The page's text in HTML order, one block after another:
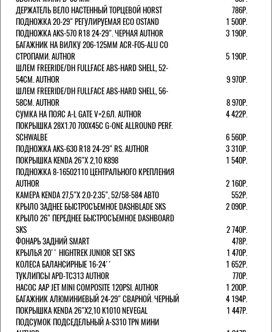
ДЕРЖАТЕЛЬ ВЕЛО НАСТЕННЫЙ ТОРЦЕВОЙ HORST
786Р.
ПОДНОЖКА 20-29" РЕГУЛИРУЕМАЯ ECO OSTAND
1 500Р.
ПОДНОЖКА AKS-570 R18 24-29". ЧЕРНАЯ AUTHOR
3 190Р.
БАГАЖНИК НА ВИЛКУ 206-125ММ ACR-F05-ALU СО
СТРОПАМИ. AUTHOR
5 190Р.
ШЛЕМ FREERIDE/DH FULLFACE ABS-HARD SHELL, 52-
54СМ. AUTHOR
9 970Р.
ШЛЕМ FREERIDE/DH FULLFACE ABS-HARD SHELL, 56-
58СМ. AUTHOR
8 970Р.
СУМКА НА ПОЯС A-L GATE V=2.6Л. AUTHOR
4 422Р.
ПОКРЫШКА 28X1.70 700X45C G-ONE ALLROUND PERF.
SCHWALBE
6 560Р.
ПОДНОЖКА AKS-630 R18 24-29" RS. AUTHOR
3 310Р.
ПОКРЫШКА KENDA 26"Х 2,10 K898
1 540Р.
ПОДНОЖКА 8-16502110 ЦЕНТРАЛЬНОГО КРЕПЛЕНИЯ
AUTHOR
2 160Р.
КАМЕРА KENDA 27,5"Х 2.0-2.35", 52/58-584 АВТО
552Р.
КРЫЛО ЗАДНЕЕ БЫСТРОСЪЕМНОЕ DASHBLADE SKS
2 090Р.
КРЫЛО 26" ПЕРЕДНЕЕ БЫСТРОСЪЕМНОЕ DASHBOARD
SKS
2 740Р.
ФОНАРЬ ЗАДНИЙ SMART
478Р.
КРЫЛЬЯ 20'' HIGHTREK JUNIOR SET SKS
1 470Р.
КОЛЕСА БАЛАНСИРНЫЕ 16-24''
1 652Р.
ТУКЛИПСЫ APD-TC313 AUTHOR
770Р.
НАСОС AAP JET MINI COMPOSITE 120PSI. AUTHOR
1 200Р.
БАГАЖНИК АЛЮМИНИЕВЫЙ 24-29" СВАРНОЙ. ЧЕРНЫЙ
4 194Р.
ПОКРЫШКА KENDA 26"Х2,10 K1010 NEVEGAL
1 447Р.
ПОДСУМОК ПОДСЕДЕЛЬНЫЙ A-S310 TPN МИНИ